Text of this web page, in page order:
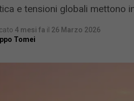
e tensioni globali mettono
4 mesi fa il 26 Marzo 2026
Tomei